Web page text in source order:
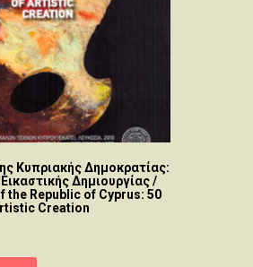
Κυπριακής Δημοκρατίας:
Δημιουργίας /
the Republic of Cyprus: 50
Creation